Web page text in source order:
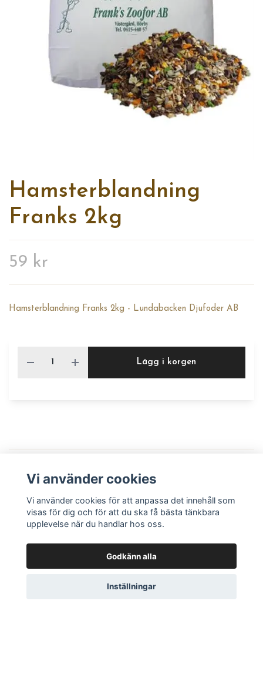
Hamsterblandning
Franks 2kg
59 kr
Hamsterblandning Franks 2kg - Lundabacken Djufoder AB
Lägg i korgen
Recensioner
Vi använder cookies
Vi använder cookies för att anpassa det innehåll som
visas för dig och för att du ska få bästa tänkbara
upplevelse när du handlar hos oss.
Godkänn alla
Inställningar